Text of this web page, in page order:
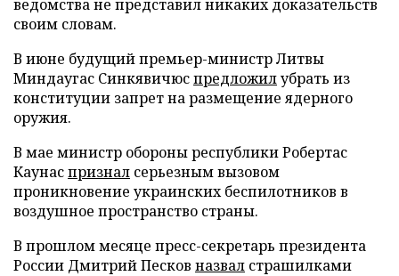
ведомства не представил никаких доказательств
своим словам.
В июне будущий премьер-министр Литвы
Миндаугас Синкявичюспредложилубрать из
конституции запрет на размещение ядерного
оружия.
В мае министр обороны республики Робертас
Каунаспризнал серьезным вызовом
проникновение украинских беспилотников в
воздушное пространство страны.
В прошлом месяце пресс-секретарь президента
России Дмитрий Песков назвал страшилками